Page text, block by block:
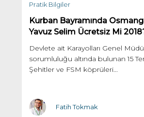
Pratik Bilgiler
Kurban Bayramında
Yavuz Selim Ücretsiz Mi
Devlete ait Karayolları Genel
sorumluluğu altında bulunan 15
Şehitler ve FSM köprüleri...
Fatih Tokmak